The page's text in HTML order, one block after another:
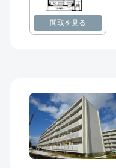
間取を見る